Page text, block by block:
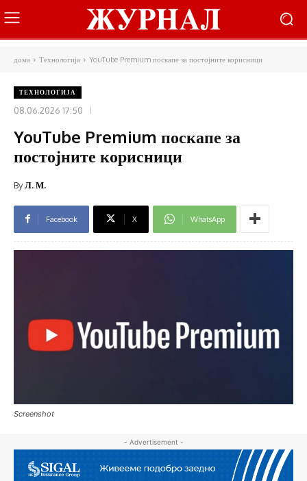
дома Технологија YouTube Premium поскапе за постојните корисници
ТЕХНОЛОГИЈА
08.06.2026 17:50
YouTube Premium поскапе за
постојните корисници
ByЛ. М.
Facebook X WhatsApp
Screenshot
- Advertisement -